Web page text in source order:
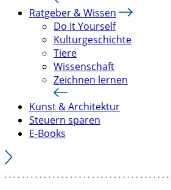
Ratgeber & Wissen
Do It Yourself
Kulturgeschichte
Tiere
Wissenschaft
Zeichnen lernen
Kunst & Architektur
Steuern sparen
E-Books